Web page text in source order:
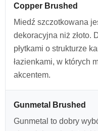
Copper Brushed
Miedź szczotkowana
dekoracyjna niż złoto.
płytkami o strukturze
łazienkami, w których
akcentem.
Gunmetal Brushed
Gunmetal to dobry